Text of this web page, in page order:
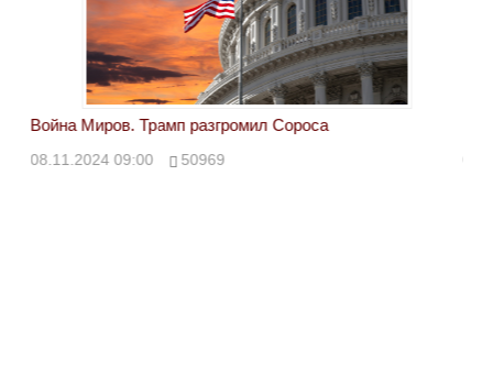
Война Миров. Трамп разгромил Сороса
08.11.2024 09:00 50969